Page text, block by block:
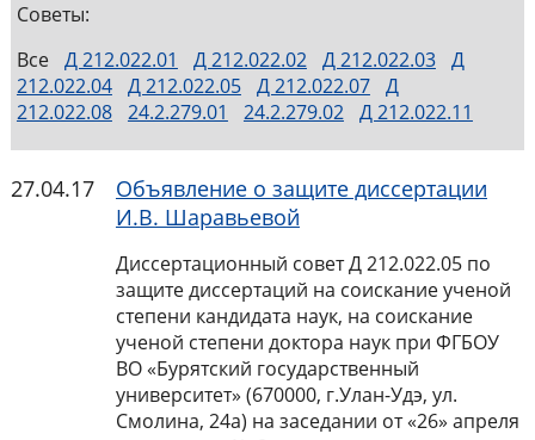
Советы:
Все Д 212.022.01 Д 212.022.02 Д 212.022.03 Д
212.022.04 Д 212.022.05 Д 212.022.07 Д
212.022.08 24.2.279.01 24.2.279.02 Д 212.022.11
27.04.17
Объявление о защите диссертации
И.В. Шаравьевой
Диссертационный совет Д 212.022.05 по
защите диссертаций на соискание ученой
степени кандидата наук, на соискание
ученой степени доктора наук при ФГБОУ
ВО «Бурятский государственный
университет» (670000, г.Улан-Удэ, ул.
Смолина, 24а) на заседании от «26» апреля